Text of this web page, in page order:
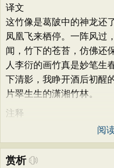
译文
这竹像是葛陂中的神龙还
凤凰飞来栖停。一阵风过
闻，竹下的苍苔，仿佛还
人李衍的画竹真是妙笔生
下清影，我睁开酒后初醒
片翠生生的潇湘竹林。
注释
阅
赏析